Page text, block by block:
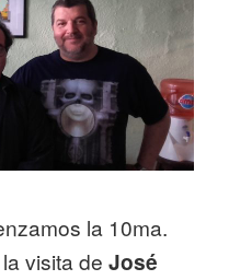
la 10ma.
visita de José